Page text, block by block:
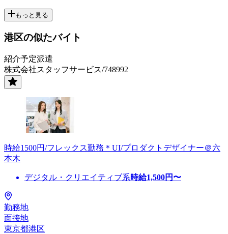
もっと見る
港区の似たバイト
紹介予定派遣
株式会社スタッフサービス/748992
時給1500円/フレックス勤務＊UI/プロダクトデザイナー＠六
本木
デジタル・クリエイティブ系時給1,500円〜
勤務地
面接地
東京都港区